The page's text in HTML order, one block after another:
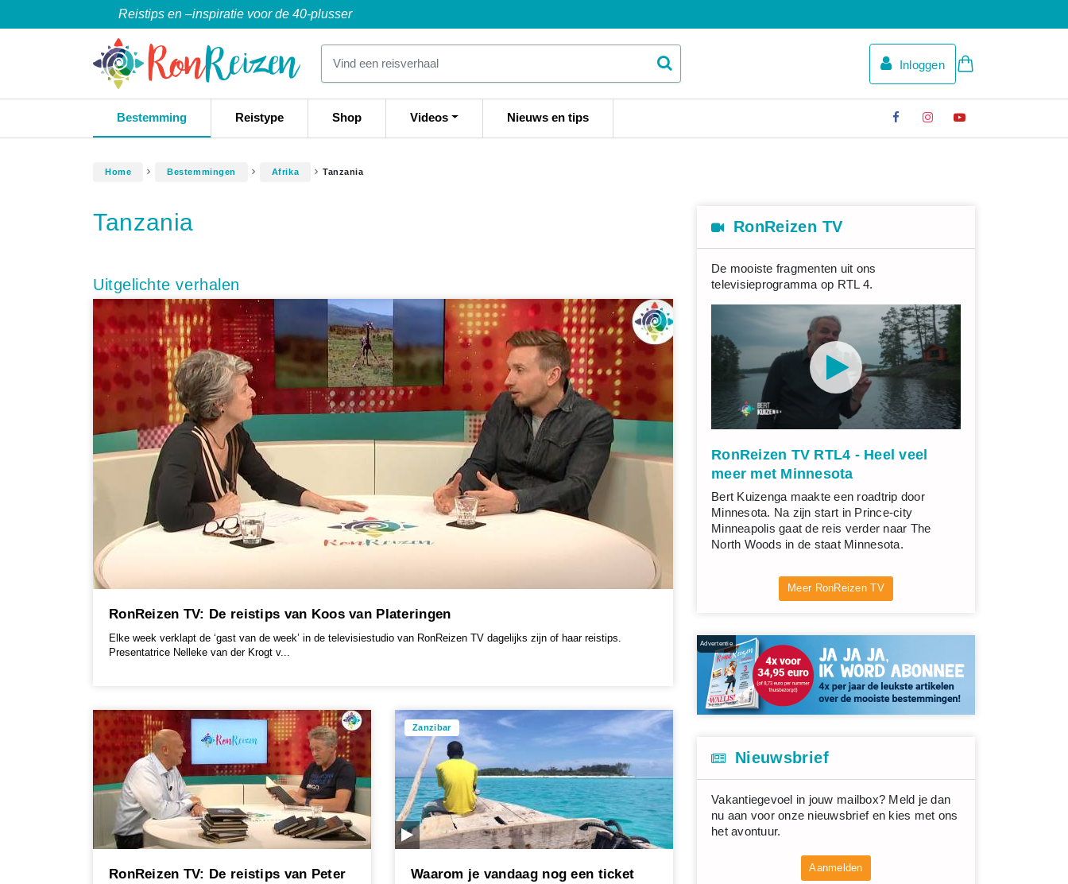
Reistips en –inspiratie voor de 40-plusser
Inloggen
Bestemming Reistype Shop Videos Nieuws en tips
Home Bestemmingen Afrika Tanzania
Tanzania
Uitgelichte verhalen
RonReizen TV: De reistips van Koos van Plateringen
Elke week verklapt de ‘gast van de week’ in de televisiestudio van RonReizen TV dagelijks zijn of haar reistips.
Presentatrice Nelleke van der Krogt v...
RonReizen TV: De reistips van Peter
Zanzibar
Waarom je vandaag nog een ticket
RonReizen TV
De mooiste fragmenten uit ons
televisieprogramma op RTL 4.
RonReizen TV RTL4 - Heel veel
meer met Minnesota
Bert Kuizenga maakte een roadtrip door
Minnesota. Na zijn start in Prince-city
Minneapolis gaat de reis verder naar The
North Woods in de staat Minnesota.
Meer RonReizen TV
Advertentie
Nieuwsbrief
Vakantiegevoel in jouw mailbox? Meld je dan
nu aan voor onze nieuwsbrief en kies met ons
het avontuur.
Aanmelden